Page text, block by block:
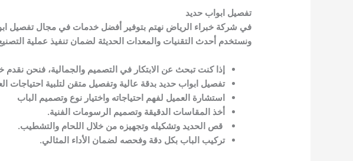
تفصيل ابواب حديد
في شركة خبراء الرياض نهتم بتوفير أفضل خدمات في مجال تفصيل
ونستخدم أحدث التقنيات والمعدات الحديثة لضمان تنفيذ عملية
إذا كنت تبحث عن الابتكار في التصميم والجمالية، فنحن
تفصيل ابواب حديد بدقة عالية وتفصيل متقن لتلبية احتياجات
استشارة العميل لفهم احتياجاته واختيار نوع وتصميم الباب
أخذ المقاسات الدقيقة وتصميم الرسومات الفنية.
قص الحديد وتشكيله وتجهيزه من خلال اللحام والتشطيب.
تركيب الباب بكل دقة وفحصه لضمان الأداء المثالي.